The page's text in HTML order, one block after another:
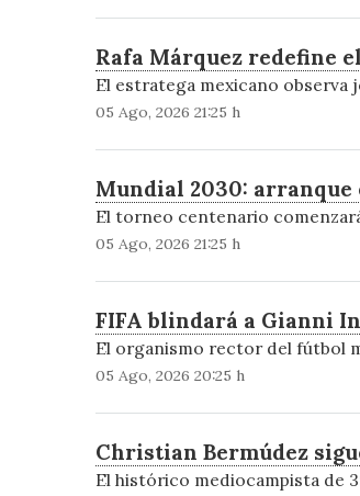
Rafa Márquez redefine
El estratega mexicano observa
05 Ago, 2026 21:25 h
Mundial 2030: arranque
El torneo centenario
05 Ago, 2026 21:25 h
FIFA blindará a Gianni
El organismo rector del fútbol
05 Ago, 2026 20:25 h
Christian Bermúdez
El histórico mediocampista de